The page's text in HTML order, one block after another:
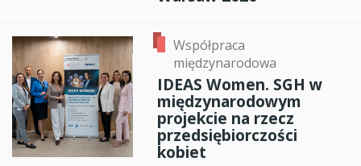
Współpraca
międzynarodowa
IDEAS Women. SGH w
międzynarodowym
projekcie na rzecz
przedsiębiorczości
kobiet